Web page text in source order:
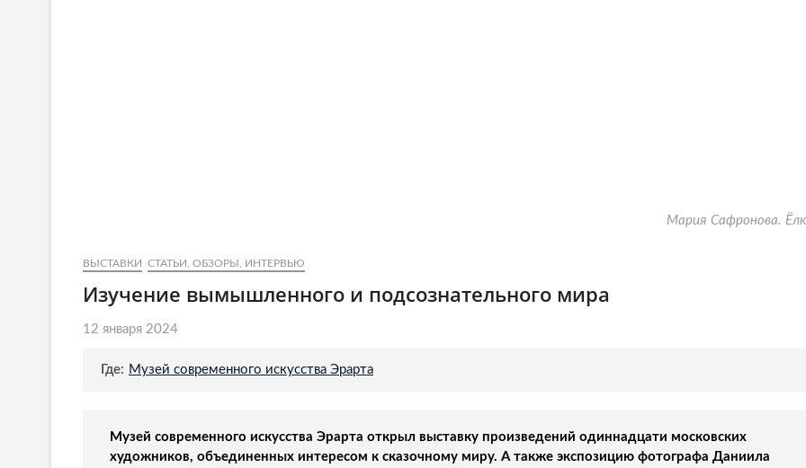
Мария Сафронова.
ВЫСТАВКИ СТАТЬИ, ОБЗОРЫ, ИНТЕРВЬЮ
Изучение вымышленного и подсознательного мира
12 января 2024
Где: Музей современного искусства Эрарта
Музей современного искусства Эрарта открыл выставку произведений одиннадцати московских
художников, объединенных интересом к сказочному миру. А также экспозицию фотографа Даниила